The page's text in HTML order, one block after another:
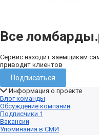
Все
Сервис находит заемщикам
приводит клиентов
Подписаться
Информация о проекте
Блог команды
Обсуждение компании
Подписчики 1
Вакансии
Упоминания в СМИ